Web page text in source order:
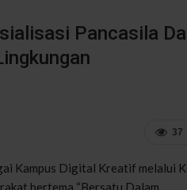
Pancasila
37
Kampus Digital Kreatif melalui
bertema “Bersatu Dalam